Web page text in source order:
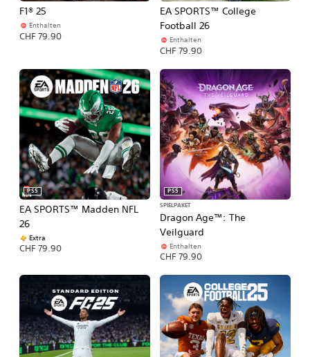
F1® 25
Enthalten
CHF 79.90
EA SPORTS™ College
Football 26
Enthalten
CHF 79.90
EA SPORTS™ Madden NFL
26
PS5
Extra
CHF 79.90
Dragon Age™: The
Veilguard
PS5
SPIELPAKET
Enthalten
CHF 79.90